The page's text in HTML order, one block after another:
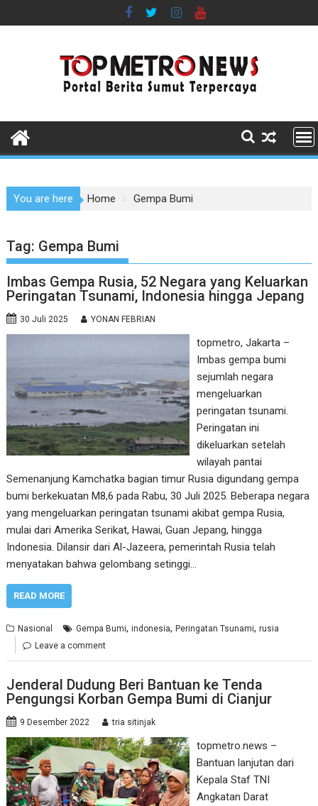
to
You are here Home Gempa Bumi
Tag: Gempa Bumi
Imbas Gempa Rusia, 52 Negara yang Keluarkan
Peringatan Tsunami, Indonesia hingga Jepang
30 Juli 2025 YONAN FEBRIAN
topmetro, Jakarta –
Imbas gempa bumi
sejumlah negara
mengeluarkan
peringatan tsunami.
Peringatan ini
dikeluarkan setelah
wilayah pantai
Semenanjung Kamchatka bagian timur Rusia digundang gempa
bumi berkekuatan M8,6 pada Rabu, 30 Juli 2025. Beberapa negara
yang mengeluarkan peringatan tsunami akibat gempa Rusia,
mulai dari Amerika Serikat, Hawai, Guan Jepang, hingga
Indonesia. Dilansir dari Al-Jazeera, pemerintah Rusia telah
menyatakan bahwa gelombang setinggi…
READ MORE
Nasional Gempa Bumi,indonesia,Peringatan Tsunami,rusia
Leave a comment
Jenderal Dudung Beri Bantuan ke Tenda
Pengungsi Korban Gempa Bumi di Cianjur
9 Desember 2022 tria sitinjak
topmetro.news –
Bantuan lanjutan dari
Kepala Staf TNI
Angkatan Darat